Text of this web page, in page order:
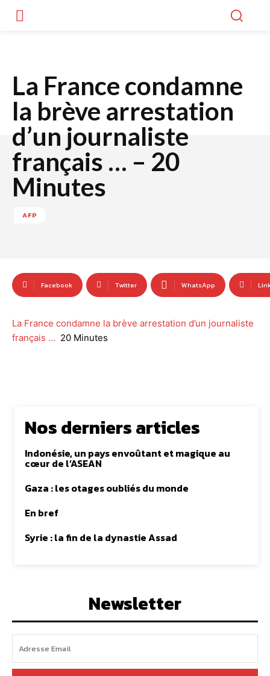
La France condamne
la brève arrestation
d’un journaliste
français … – 20
Minutes
AFP
Facebook Twitter WhatsApp
La France condamne la brève arrestation d’un journaliste
français … 20 Minutes
Nos derniers articles
Indonésie, un pays envoûtant et magique au
cœur de l’ASEAN
Gaza : les otages oubliés du monde
En bref
Syrie : la fin de la dynastie Assad
Newsletter